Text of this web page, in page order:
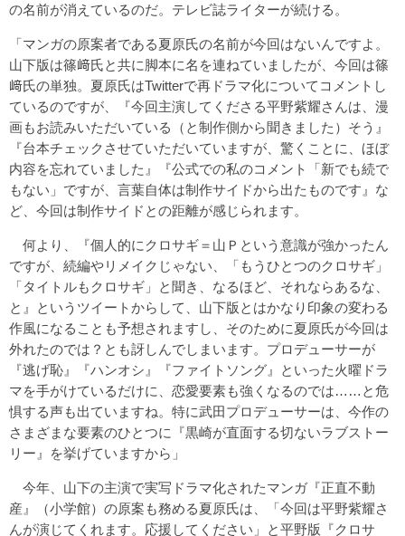
の名前が消えているのだ。テレビ誌ライターが続ける。
「マンガの原案者である夏原氏の名前が今回はないんですよ。
山下版は篠﨑氏と共に脚本に名を連ねていましたが、今回は篠
﨑氏の単独。夏原氏はTwitterで再ドラマ化についてコメントし
ているのですが、『今回主演してくださる平野紫耀さんは、漫
画もお読みいただいている（と制作側から聞きました）そう』
『台本チェックさせていただいていますが、驚くことに、ほぼ
内容を忘れていました』『公式での私のコメント「新でも続で
もない」ですが、言葉自体は制作サイドから出たものです』な
ど、今回は制作サイドとの距離が感じられます。
何より、『個人的にクロサギ＝山Ｐという意識が強かったん
ですが、続編やリメイクじゃない、「もうひとつのクロサギ」
「タイトルもクロサギ」と聞き、なるほど、それならあるな、
と』というツイートからして、山下版とはかなり印象の変わる
作風になることも予想されますし、そのために夏原氏が今回は
外れたのでは？とも訝しんでしまいます。プロデューサーが
『逃げ恥』『ハンオシ』『ファイトソング』といった火曜ドラ
マを手がけているだけに、恋愛要素も強くなるのでは……と危
惧する声も出ていますね。特に武田プロデューサーは、今作の
さまざまな要素のひとつに『黒崎が直面する切ないラブストー
リー』を挙げていますから」
今年、山下の主演で実写ドラマ化されたマンガ『正直不動
産』（小学館）の原案も務める夏原氏は、「今回は平野紫耀さ
んが演じてくれます。応援してください」と平野版『クロサ